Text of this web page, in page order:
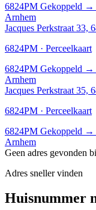
6824PM Gekoppeld →
Arnhem
Jacques Perkstraat 33,
6824PM · Perceelkaart
6824PM Gekoppeld →
Arnhem
Jacques Perkstraat 35,
6824PM · Perceelkaart
6824PM Gekoppeld →
Arnhem
Geen adres gevonden
Adres sneller vinden
Huisnummer